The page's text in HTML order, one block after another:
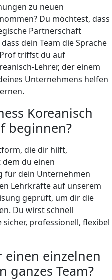
zu neuen
Du möchtest, dass
Partnerschaft
dein Team die Sprache
triffst du auf
Lehrer, der einem
Unternehmens helfen
Koreanisch
beginnen?
die dir hilft,
du einen
für dein Unternehmen
Lehrkräfte auf unserem
geprüft, um dir die
Du wirst schnell
professionell, flexibel
einzelnen
ganzes Team?